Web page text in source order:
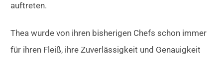
auftreten.
Thea wurde von ihren bisherigen Chefs schon immer
für ihren Fleiß, ihre Zuverlässigkeit und Genauigkeit